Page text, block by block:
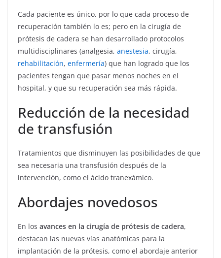
Cada paciente es único, por lo que cada proceso de
recuperación también lo es; pero en la cirugía de
prótesis de cadera se han desarrollado protocolos
multidisciplinares (analgesia, anestesia, cirugía,
rehabilitación, enfermería) que han logrado que los
pacientes tengan que pasar menos noches en el
hospital, y que su recuperación sea más rápida.
Reducción de la necesidad
de transfusión
Tratamientos que disminuyen las posibilidades de que
sea necesaria una transfusión después de la
intervención, como el ácido tranexámico.
Abordajes novedosos
En los avances en la cirugía de prótesis de cadera,
destacan las nuevas vías anatómicas para la
implantación de la prótesis, como el abordaje anterior